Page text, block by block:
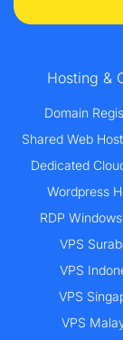
Hosting &
Domain
Shared Web
Dedicated
Wordpress
RDP
VPS
VPS
VPS
VPS